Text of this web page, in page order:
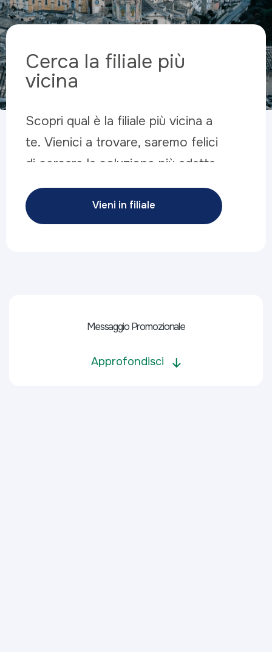
Cerca la filiale più
vicina
Scopri qual è la filiale più vicina a
te. Vienici a trovare, saremo felici
di cercare la soluzione più adatta
alle tue esigenze.
Vieni in filiale
Messaggio Promozionale
Approfondisci